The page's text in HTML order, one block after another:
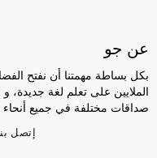
عن جو
بكل بساطة مهمتنا أن نفتح
الملايين على تعلم لغة
صداقات مختلفة في جميع أنحاء
إتصل